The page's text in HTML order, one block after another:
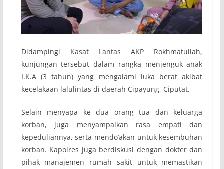
Didampingi Kasat Lantas AKP Rokhmatullah,
kunjungan tersebut dalam rangka menjenguk anak
I.K.A (3 tahun) yang mengalami luka berat akibat
kecelakaan lalulintas di daerah Cipayung, Ciputat.
Selain menyapa ke dua orang tua dan keluarga
korban, juga menyampaikan rasa empati dan
kepeduliannya, serta mendo’akan untuk kesembuhan
korban. Kapolres juga berdiskusi dengan dokter dan
pihak manajemen rumah sakit untuk memastikan